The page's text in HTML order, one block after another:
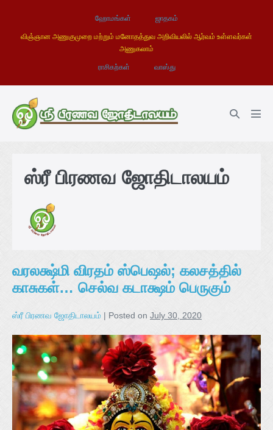
ஹோமங்கள் ஜாதகம்
விஞ்ஞான அணுகுமுறை மற்றும் மனோதத்துவ அறிவியலில் ஆர்வம் உள்ளவர்கள்
அணுகலாம்
ராசிகற்கள் வாஸ்து
ஸ்ரீ பிரணவ ஜோதிடாலயம்
வரலக்ஷ்மி விரதம் ஸ்பெஷல்; கலசத்தில்
காசுகள்… செல்வ கடாக்ஷம் பெருகும்
ஸ்ரீ பிரணவ ஜோதிடாலயம் | Posted on July 30, 2020